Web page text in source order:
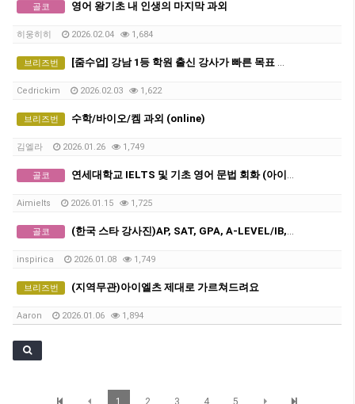
골코 영어 왕기초 내 인생의 마지막 과외
히웅히히 2026.02.04 1,684
브리즈번 [줌수업] 강남 1등 학원 출신 강사가 빠른 목표 달성 도와드립니다. (단어시험 및 작문시험 프로그램 구비)
Cedrickim 2026.02.03 1,622
브리즈번 수학/바이오/켐 과외 (online)
김엘라 2026.01.26 1,749
골코 연세대학교 IELTS 및 기초 영어 문법 회화 (아이엘츠)
Aimielts 2026.01.15 1,725
골코 (한국 스타 강사진)AP, SAT, GPA, A-LEVEL/IB, GCSE 전 교과 비대면 수업, INSPIRICA ACADEMY
inspirica 2026.01.08 1,749
브리즈번 (지역무관)아이엘츠 제대로 가르쳐드려요
Aaron 2026.01.06 1,894
1 2 3 4 5